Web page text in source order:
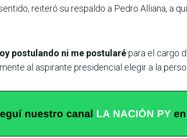
reiteró su respaldo a Pedro Alliana, a
postulando ni me postularépara el cargo
al aspirante presidencial elegir a la